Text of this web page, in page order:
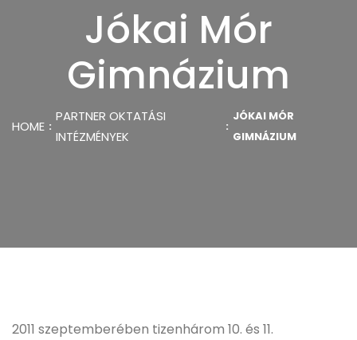
Jókai Mór
Gimnázium
HOME
PARTNER OKTATÁSI
INTÉZMÉNYEK
JÓKAI MÓR
GIMNÁZIUM
2011 szeptemberében tizenhárom 10. és 11.